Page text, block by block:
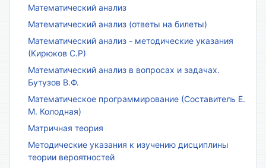
Математический анализ
Математический анализ (ответы на билеты)
Математический анализ - методические указания
(Кирюков С.Р)
Математический анализ в вопросах и задачах.
Бутузов В.Ф.
Математическое программирование (Составитель Е.
М. Колодная)
Матричная теория
Методические указания к изучению дисциплины
теории вероятностей